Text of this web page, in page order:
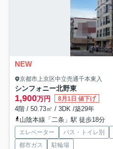
NEW
京都市上京区中立売通千本東入
シンフォニー北野東
1,900万円 8月1日 値下げ
4階 / 50.73㎡ / 3DK /築29年
山陰本線「二条」駅 徒歩18分
エレベーター バス・トイレ別
都市ガス
駐輪場